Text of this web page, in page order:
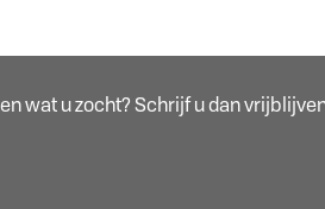
wat u zocht? Schrijf u dan